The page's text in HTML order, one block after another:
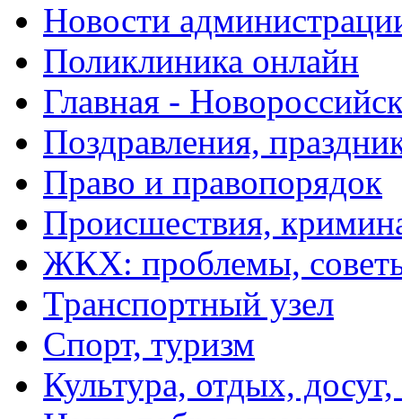
Новости
Поликлиника онлайн
Главная -
Поздравления,
Право и правопорядок
Происшествия,
ЖКХ: проблемы,
Транспортный узел
Спорт, туризм
Культура, отдых,